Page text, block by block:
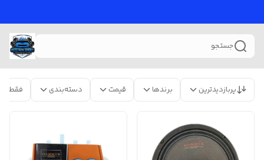
جستجو
پربازدیدترین برندها قیمت دسته‌بندی فقط